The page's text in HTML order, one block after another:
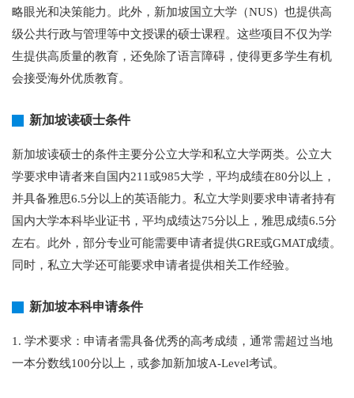
略眼光和决策能力。此外，新加坡国立大学（NUS）也提供高
级公共行政与管理等中文授课的硕士课程。这些项目不仅为学
生提供高质量的教育，还免除了语言障碍，使得更多学生有机
会接受海外优质教育。
新加坡读硕士条件
新加坡读硕士的条件主要分公立大学和私立大学两类。公立大
学要求申请者来自国内211或985大学，平均成绩在80分以上，
并具备雅思6.5分以上的英语能力。私立大学则要求申请者持有
国内大学本科毕业证书，平均成绩达75分以上，雅思成绩6.5分
左右。此外，部分专业可能需要申请者提供GRE或GMAT成绩。
同时，私立大学还可能要求申请者提供相关工作经验。
新加坡本科申请条件
1. 学术要求：申请者需具备优秀的高考成绩，通常需超过当地
一本分数线100分以上，或参加新加坡A-Level考试。